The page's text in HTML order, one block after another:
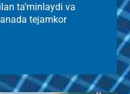
ta’minlaydi va
tejamkor